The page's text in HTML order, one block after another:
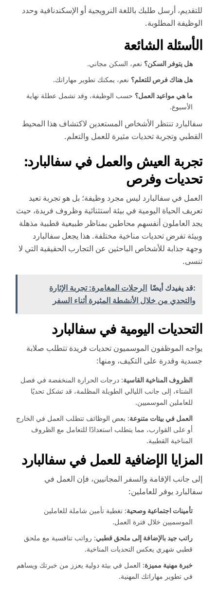
للتقديم، أرسل طلبك باللغة النرويجية أو الإسكندنافية وحدد
الوظيفة المطلوبة.
الأسئلة الشائعة
هل يتوفر السكن؟ نعم، السكن مجاني.
هل هناك فرص للتعلم؟ نعم، يمكنك تطوير مهاراتك.
ما هي مواعيد العمل؟ حسب الوظيفة، وقد تشمل عطلة نهاية
الأسبوع.
سفالبارد تنتظر الأشخاص المستعدين لاكتشاف هذا المحيط
القطبي وتجربة تحديات مثيرة للعمل والتعلم.
تجربة العيش والعمل في سفالبارد:
تحديات وفرص
العمل في سفالبارد ليس مجرد وظيفة؛ بل هو تجربة تعيد
تعريف الحياة اليومية في بيئة استثنائية وظروف فريدة، حيث
يجد العاملون أنفسهم محاطين بمناظر طبيعية قطبية مذهلة
وبيئة تفرض تحديات مناخية مختلفة. هذا يجعل سفالبارد
وجهة جذابة للأشخاص الباحثين عن التجارب الحقيقية التي لا
تنسى.
:قد يفيدك أيضًا الرحلات المغامرة: تجربة الإثارة
والتحدي من خلال الأنشطة المثيرة أثناء السفر
التحديات اليومية في سفالبارد
يواجه الموظفون الموسميون تحديات فريدة تتطلب صلابة
جسدية وقدرة على التكيف، ومنها:
الظروف المناخية القاسية: درجات الحرارة المنخفضة في فصل
الشتاء، إلى جانب الليالي الطويلة المظلمة، قد تشكل تحديًا
للعاملين الموسميين.
العمل في بيئات متنوعة: بعض الوظائف تتطلب العمل في الخارج
أو على القوارب، مما يتطلب استعدادًا للتعامل مع الظروف
المناخية القطبية.
المزايا الإضافية للعمل في سفالبارد
إلى جانب الإقامة والسفر المجانيين، فإن العمل في
سفالبارد يوفر للعاملين:
تأمينات اجتماعية وصحية: تغطية تأمين شاملة للعاملين
الموسميين خلال فترة العمل.
راتب جيد بالإضافة إلى ملحق قطبي: رواتب تنافسية مع ملحق
قطبي شهري يعكس التحديات المناخية.
خبرة مهنية مميزة: العمل في بيئة دولية يعزز من خبرتك ويساهم
في تطوير مهاراتك المهنية.